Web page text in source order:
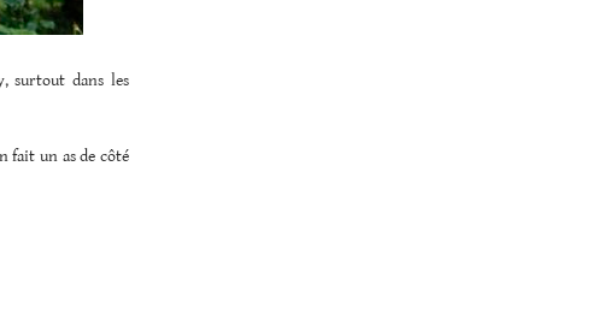
surtout dans les
fait un as de côté